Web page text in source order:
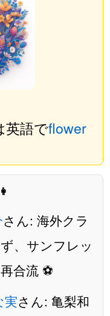
英語でflower
さん: 海外クラ
、サンフレッ
合流 ⚽️
実さん: 亀梨和